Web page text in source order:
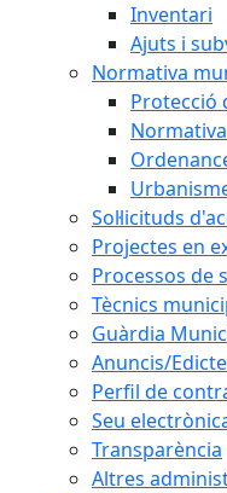
Inventari
Ajuts i
Normativa
Protecció
Sol·licituds
Projectes en
Processos de
Tècnics
Guàrdia
Anuncis/
Perfil de
Seu
Transparència
Altres